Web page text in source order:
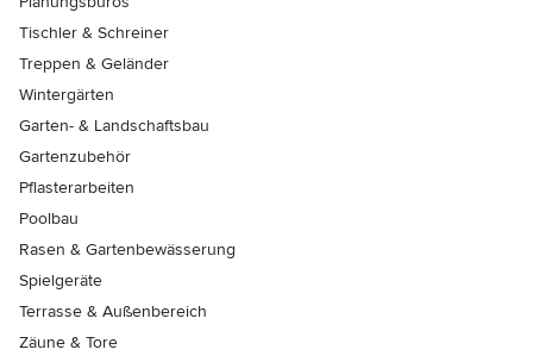
Tischler & Schreiner
Treppen & Geländer
Wintergärten
Garten- & Landschaftsbau
Gartenzubehör
Pflasterarbeiten
Poolbau
Rasen & Gartenbewässerung
Spielgeräte
Terrasse & Außenbereich
Zäune & Tore